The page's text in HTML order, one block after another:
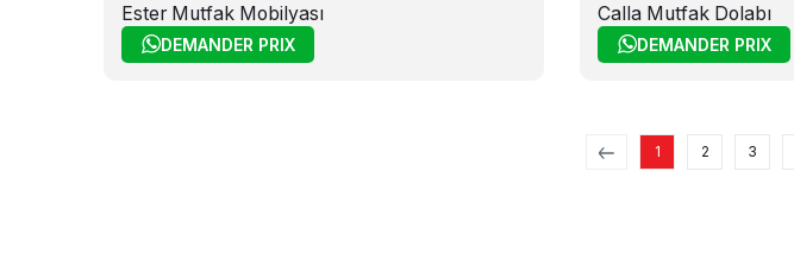
Ester Mutfak Mobilyası
DEMANDER PRIX
Calla Mutfak Dolabı
DEMANDER PRIX
1 2 3